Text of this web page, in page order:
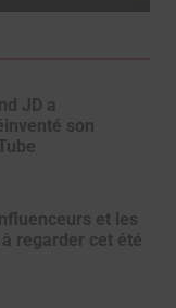
JD a
son
et les
regarder cet été